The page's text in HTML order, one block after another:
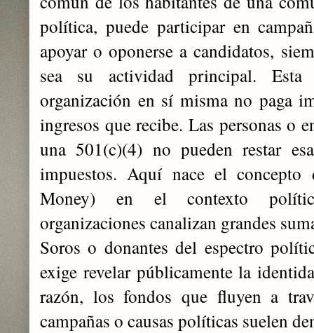
política, puede participar en
apoyar o oponerse a candidatos,
sea su actividad principal.
organización en sí misma no paga
ingresos que recibe. Las personas o
una 501(c)(4) no pueden restar
impuestos. Aquí nace el
Money) en el contexto
organizaciones canalizan grandes
Soros o donantes del espectro
exige revelar públicamente la
razón, los fondos que fluyen a
campañas o causas políticas suelen